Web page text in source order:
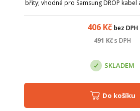
břity; vhodné pro Samsung DROP
406Kč bez DPH
491 Kčs DPH
SKLADEM
Do košíku